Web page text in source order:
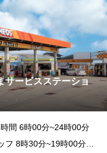
サービスステーショ